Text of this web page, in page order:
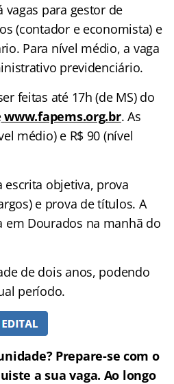
vagas para gestor de
(contador e economista) e
Para nível médio, a vaga
previdenciário.
feitas até 17h (de MS) do
www.fapems.org.br. As
médio) e R$ 90 (nível
escrita objetiva, prova
e prova de títulos. A
em Dourados na manhã do
de dois anos, podendo
período.
Prepare-se com o
a sua vaga. Ao longo